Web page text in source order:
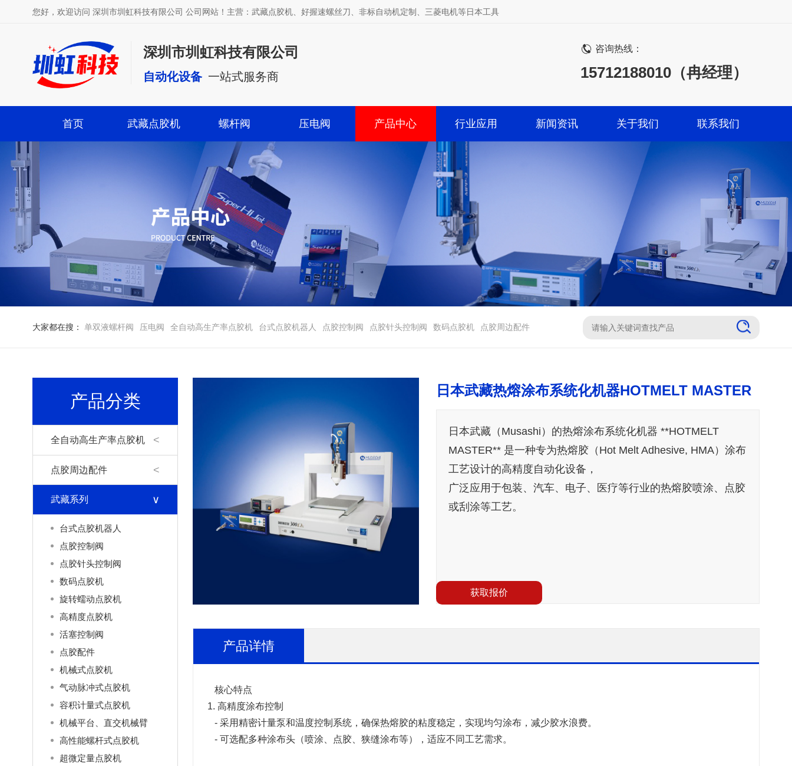
您好，欢迎访问 深圳市圳虹科技有限公司 公司网站！主营：武藏点胶机、好握速螺丝刀、非标自动机定制、三菱电机等日本工具
深圳市圳虹科技有限公司
自动化设备 一站式服务商
咨询热线：
15712188010（冉经理）
首页 武藏点胶机 螺杆阀 压电阀 产品中心 行业应用 新闻资讯 关于我们 联系我们
大家都在搜：单双液螺杆阀 压电阀 全自动高生产率点胶机 台式点胶机器人 点胶控制阀 点胶针头控制阀 数码点胶机 点胶周边配件
产品分类
全自动高生产率点胶机
点胶周边配件
武藏系列
台式点胶机器人
点胶控制阀
点胶针头控制阀
数码点胶机
旋转蠕动点胶机
高精度点胶机
活塞控制阀
点胶配件
机械式点胶机
气动脉冲式点胶机
容积计量式点胶机
机械平台、直交机械臂
高性能螺杆式点胶机
超微定量点胶机
日本武藏热熔涂布系统化机器HOTMELT MASTER
日本武藏（Musashi）的热熔涂布系统化机器 **HOTMELT
MASTER** 是一种专为热熔胶（Hot Melt Adhesive, HMA）涂布
工艺设计的高精度自动化设备，
广泛应用于包装、汽车、电子、医疗等行业的热熔胶喷涂、点胶
或刮涂等工艺。
获取报价
产品详情
核心特点
1. 高精度涂布控制
- 采用精密计量泵和温度控制系统，确保热熔胶的粘度稳定，实现均匀涂布，减少胶水浪费。
- 可选配多种涂布头（喷涂、点胶、狭缝涂布等），适应不同工艺需求。